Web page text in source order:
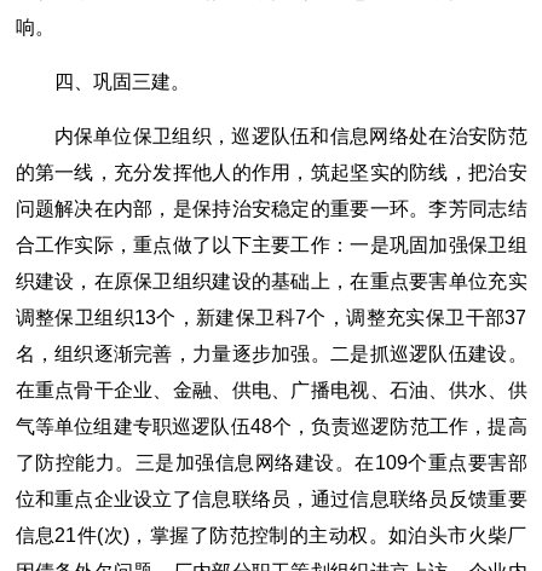
响。
四、巩固三建。
内保单位保卫组织，巡逻队伍和信息网络处在治安防范
的第一线，充分发挥他人的作用，筑起坚实的防线，把治安
问题解决在内部，是保持治安稳定的重要一环。李芳同志结
合工作实际，重点做了以下主要工作：一是巩固加强保卫组
织建设，在原保卫组织建设的基础上，在重点要害单位充实
调整保卫组织13个，新建保卫科7个，调整充实保卫干部37
名，组织逐渐完善，力量逐步加强。二是抓巡逻队伍建设。
在重点骨干企业、金融、供电、广播电视、石油、供水、供
气等单位组建专职巡逻队伍48个，负责巡逻防范工作，提高
了防控能力。三是加强信息网络建设。在109个重点要害部
位和重点企业设立了信息联络员，通过信息联络员反馈重要
信息21件(次)，掌握了防范控制的主动权。如泊头市火柴厂